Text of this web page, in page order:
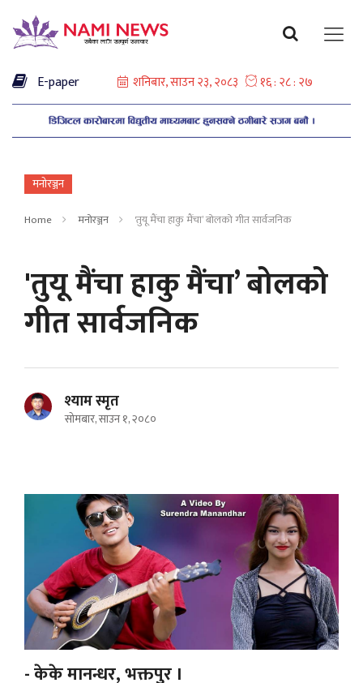
E-paper
मनोरञ्जन
Home मनोरञ्जन 'तुयू मैंचा हाकु मैंचा’ बोलको गीत सार्वजनिक
'तुयू मैंचा हाकु मैंचा’ बोलको
गीत सार्वजनिक
श्याम स्मृत
सोमबार, साउन १, २०८०
- केके मानन्धर, भक्तपुर ।